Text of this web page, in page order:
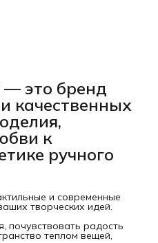
— это бренд
качественных
к
ручного
и современные
творческих идей.
почувствовать радость
теплом вещей,